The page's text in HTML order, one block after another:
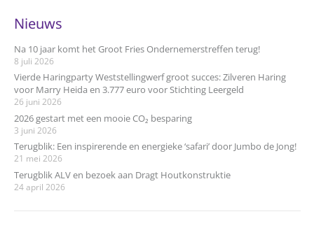
Nieuws
Na 10 jaar komt het Groot Fries Ondernemerstreffen terug!
8 juli 2026
Vierde Haringparty Weststellingwerf groot succes: Zilveren Haring
voor Marry Heida en 3.777 euro voor Stichting Leergeld
26 juni 2026
2026 gestart met een mooie CO₂ besparing
3 juni 2026
Terugblik: Een inspirerende en energieke ‘safari’ door Jumbo de Jong!
21 mei 2026
Terugblik ALV en bezoek aan Dragt Houtkonstruktie
24 april 2026